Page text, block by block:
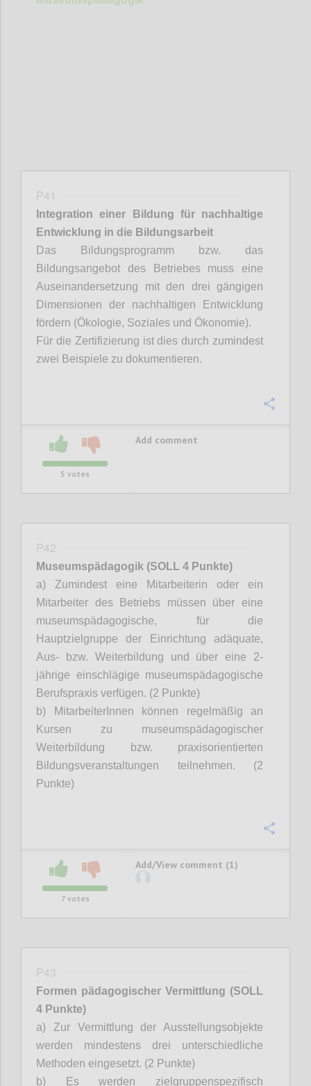
P41
Integration einer Bildung für nachhaltige
Entwicklung in die Bildungsarbeit
Das Bildungsprogramm bzw. das
Bildungsangebot des Betriebes muss eine
Auseinandersetzung mit den drei gängigen
Dimensionen der nachhaltigen Entwicklung
fördern (Ökologie, Soziales und Ökonomie).
Für die Zertifizierung ist dies durch zumindest
zwei Beispiele zu dokumentieren.
5 votes
Add comment
P42
Museumspädagogik (SOLL 4 Punkte)
a) Zumindest eine Mitarbeiterin oder ein
Mitarbeiter des Betriebs müssen über eine
museumspädagogische, für die
Hauptzielgruppe der Einrichtung adäquate,
Aus- bzw. Weiterbildung und über eine 2-
jährige einschlägige museumspädagogische
Berufspraxis verfügen. (2 Punkte)
b)
MitarbeiterInnen können regelmäßig an
Kursen zu museumspädagogischer
Weiterbildung bzw. praxisorientierten
Bildungsveranstaltungen teilnehmen. (2
Punkte)
7votes
Add/View comment (1)
P43
Formen pädagogischer Vermittlung (SOLL
4 Punkte)
a) Zur Vermittlung der Ausstellungsobjekte
werden mindestens drei unterschiedliche
Methoden eingesetzt. (2 Punkte)
b) Es werden zielgruppenspezifisch